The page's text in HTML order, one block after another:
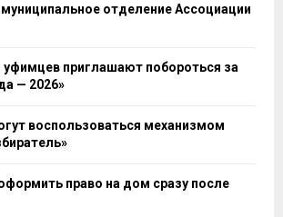
отделение Ассоциации
уфимцев приглашают побороться за
— 2026»
воспользоваться механизмом
право на дом сразу после